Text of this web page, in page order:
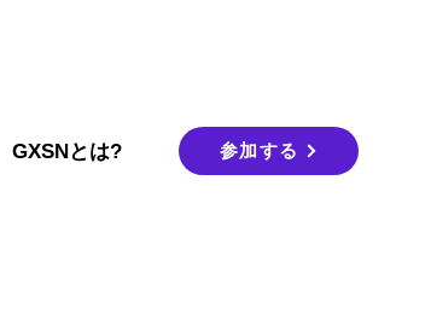
GXSNとは? 参加する